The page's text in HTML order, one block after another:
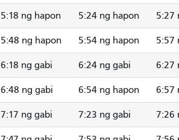
5:18 ng hapon 5:24 ng hapon 5:27
5:48 ng hapon 5:54 ng hapon 5:57
6:18 ng gabi 6:24 ng gabi 6:27
6:48 ng gabi 6:54 ng hapon 6:57
7:17 ng gabi 7:23 ng gabi 7:26